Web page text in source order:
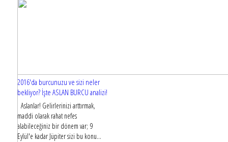
2016'da burcunuzu ve sizi neler
bekliyor? İşte ASLAN BURCU analizi!
Aslanlar! Gelirlerinizi arttırmak,
maddi olarak rahat nefes
alabileceğiniz bir dönem var; 9
Eylül'e kadar Jüpiter sizi bu konu...